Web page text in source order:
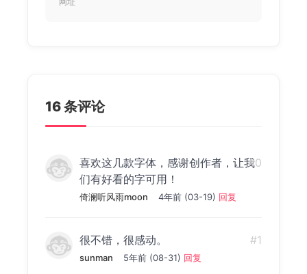
16 条评论
喜欢这几款字体，感谢创作者，让我
们有好看的字可用！
倚澜听风雨moon 4年前 (03-19) 回复
#0
很不错，很感动。
sunman 5年前 (08-31) 回复
#1